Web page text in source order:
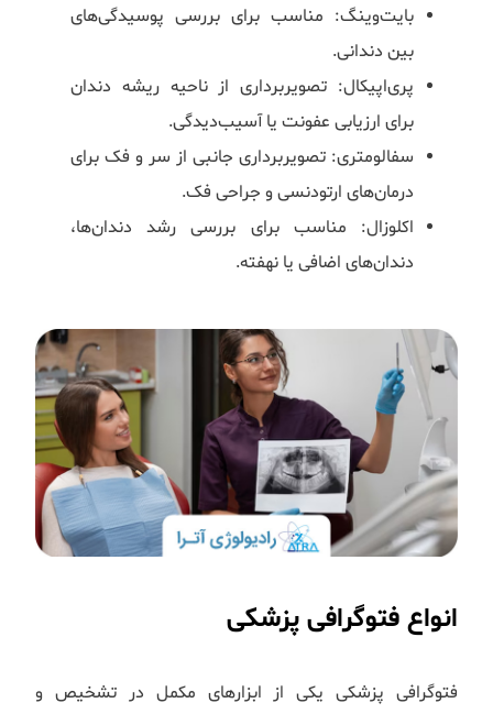
بایت‌وینگ: مناسب برای بررسی پوسیدگی‌های
بین دندانی.
پری‌اپیکال: تصویربرداری از ناحیه ریشه دندان
برای ارزیابی عفونت یا آسیب‌دیدگی.
سفالومتری: تصویربرداری جانبی از سر و فک برای
درمان‌های ارتودنسی و جراحی فک.
اکلوزال: مناسب برای بررسی رشد دندان‌ها،
دندان‌های اضافی یا نهفته.
انواع فتوگرافی پزشکی
فتوگرافی پزشکی یکی از ابزارهای مکمل در تشخیص و